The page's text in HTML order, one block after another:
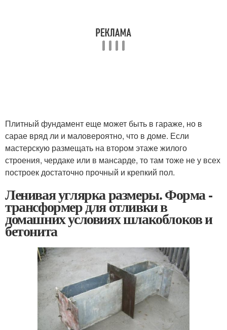
Плитный фундамент еще может быть в гараже, но в
сарае вряд ли и маловероятно, что в доме. Если
мастерскую размещать на втором этаже жилого
строения, чердаке или в мансарде, то там тоже не у всех
построек достаточно прочный и крепкий пол.
Ленивая углярка размеры. Форма -
трансформер для отливки в
домашних условиях шлакоблоков и
бетонита